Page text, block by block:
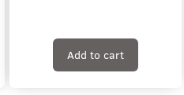
Add to cart